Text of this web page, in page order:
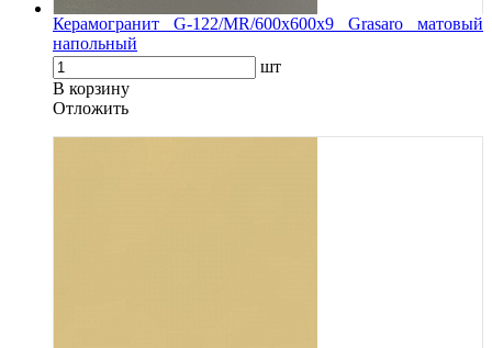
Керамогранит G-122/MR/600x600x9 Grasaro матовый
напольный
шт
В корзину
Oтложить